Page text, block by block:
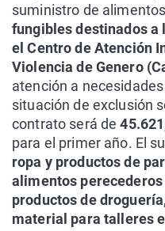
suministro de
fungibles destinados a
el Centro de Atención
Violencia de Genero
atención a
situación de exclusión
contrato será de
para el primer año. El
ropa y productos de
alimentos
productos de
material para talleres